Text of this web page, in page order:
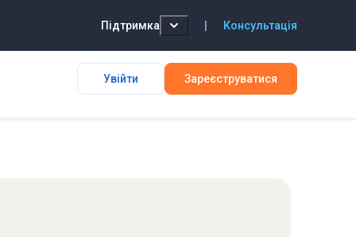
Підтримка Консультація
Увійти Зареєструватися